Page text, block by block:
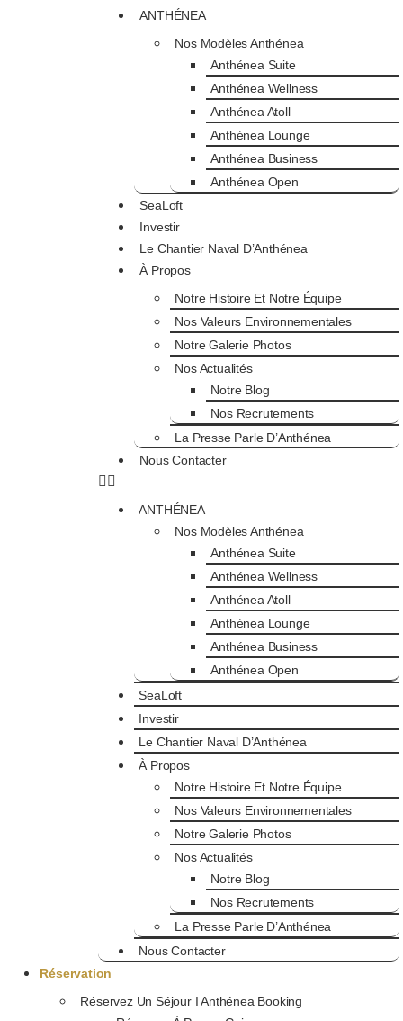
ANTHÉNEA
Nos Modèles Anthénea
Anthénea Suite
Anthénea Wellness
Anthénea Atoll
Anthénea Lounge
Anthénea Business
Anthénea Open
SeaLoft
Investir
Le Chantier Naval D’Anthénea
À Propos
Notre Histoire Et Notre Équipe
Nos Valeurs Environnementales
Notre Galerie Photos
Nos Actualités
Notre Blog
Nos Recrutements
La Presse Parle D’Anthénea
Nous Contacter
ANTHÉNEA
Nos Modèles Anthénea
Anthénea Suite
Anthénea Wellness
Anthénea Atoll
Anthénea Lounge
Anthénea Business
Anthénea Open
SeaLoft
Investir
Le Chantier Naval D’Anthénea
À Propos
Notre Histoire Et Notre Équipe
Nos Valeurs Environnementales
Notre Galerie Photos
Nos Actualités
Notre Blog
Nos Recrutements
La Presse Parle D’Anthénea
Nous Contacter
Réservation
Réservez Un Séjour I Anthénea Booking